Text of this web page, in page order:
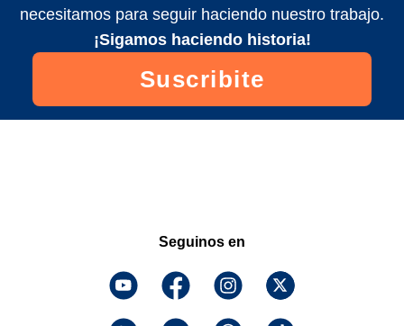
necesitamos para seguir haciendo nuestro trabajo.
¡Sigamos haciendo historia!
Suscribite
Seguinos en